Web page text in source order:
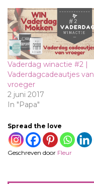
Vaderdag winactie #2 |
Vaderdagcadeautjes van
vroeger
2 juni 2017
In "Papa"
Spread the love
Geschreven door Fleur